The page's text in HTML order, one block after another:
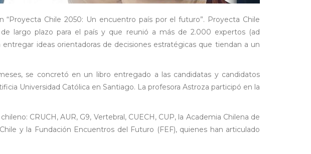
Chile 2050: Un encuentro país por el futuro”. Proyecta Chile
largo plazo para el país y que reunió a más de 2.000 expertos (ad
ideas orientadoras de decisiones estratégicas que tiendan a un
se concretó en un libro entregado a las candidatas y candidatos
Universidad Católica en Santiago. La profesora Astroza participó en la
CRUCH, AUR, G9, Vertebral, CUECH, CUP, la Academia Chilena de
y la Fundación Encuentros del Futuro (FEF), quienes han articulado